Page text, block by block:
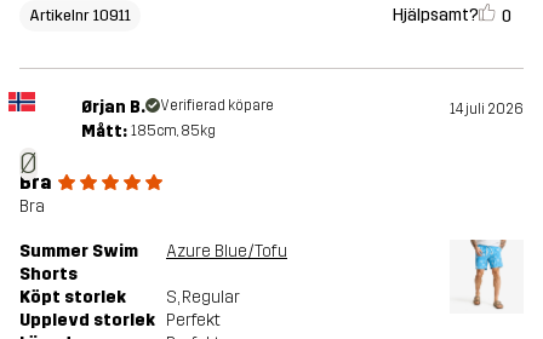
Artikelnr 10911 Hjälpsamt? 0
Ø
Ørjan B. Verifierad köpare 14 juli 2026
Mått: 185cm, 85kg
Bra
Bra
Summer Swim
Shorts
Azure Blue/Tofu
Köpt storlek S, Regular
Upplevd storlek Perfekt